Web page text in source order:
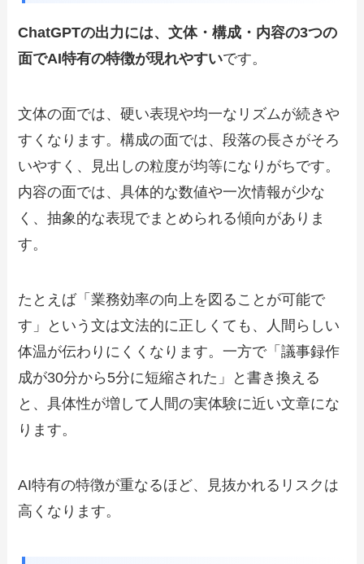
ChatGPTの出力には、文体・構成・内容の3つの
面でAI特有の特徴が現れやすいです。
文体の面では、硬い表現や均一なリズムが続きや
すくなります。構成の面では、段落の長さがそろ
いやすく、見出しの粒度が均等になりがちです。
内容の面では、具体的な数値や一次情報が少な
く、抽象的な表現でまとめられる傾向がありま
す。
たとえば「業務効率の向上を図ることが可能で
す」という文は文法的に正しくても、人間らしい
体温が伝わりにくくなります。一方で「議事録作
成が30分から5分に短縮された」と書き換える
と、具体性が増して人間の実体験に近い文章にな
ります。
AI特有の特徴が重なるほど、見抜かれるリスクは
高くなります。